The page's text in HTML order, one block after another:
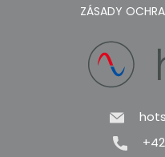
ZÁSADY